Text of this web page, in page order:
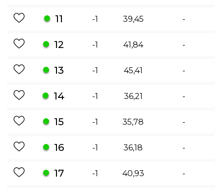
11 -1 39,45 -
12 -1 41,84 -
13 -1 45,41 -
14 -1 36,21 -
15 -1 35,78 -
16 -1 36,18 -
17 -1 40,93 -